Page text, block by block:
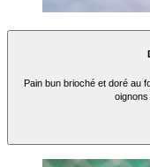
Pain bun brioché et doré au
oignons